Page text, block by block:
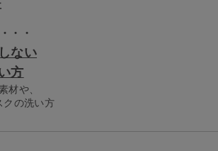
・・
ない
方
材や、
クの洗い方